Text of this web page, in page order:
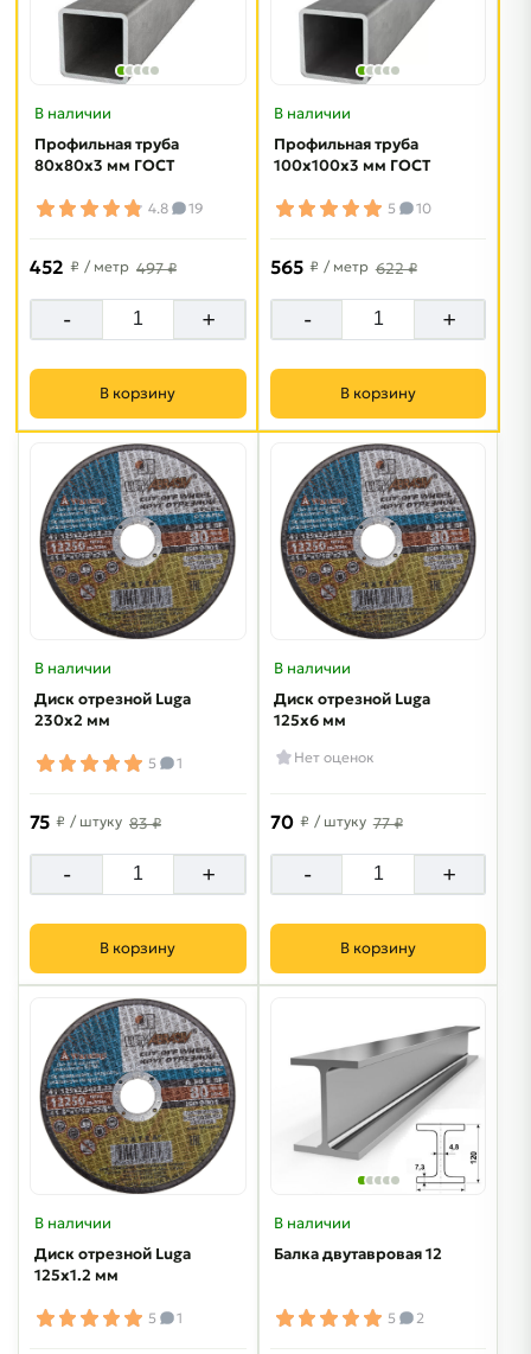
В наличии
Профильная труба
80х80х3 мм ГОСТ
4.8 19
452 ₽ / метр 497 ₽
- +
В корзину
В наличии
Профильная труба
100х100х3 мм ГОСТ
5 10
565 ₽ / метр 622 ₽
- +
В корзину
В наличии
Диск отрезной Luga
230х2 мм
5 1
75 ₽ / штуку 83 ₽
- +
В корзину
В наличии
Диск отрезной Luga
125х6 мм
Нет оценок
70 ₽ / штуку 77 ₽
- +
В корзину
В наличии
Диск отрезной Luga
125х1.2 мм
5 1
В наличии
Балка двутавровая 12
5 2